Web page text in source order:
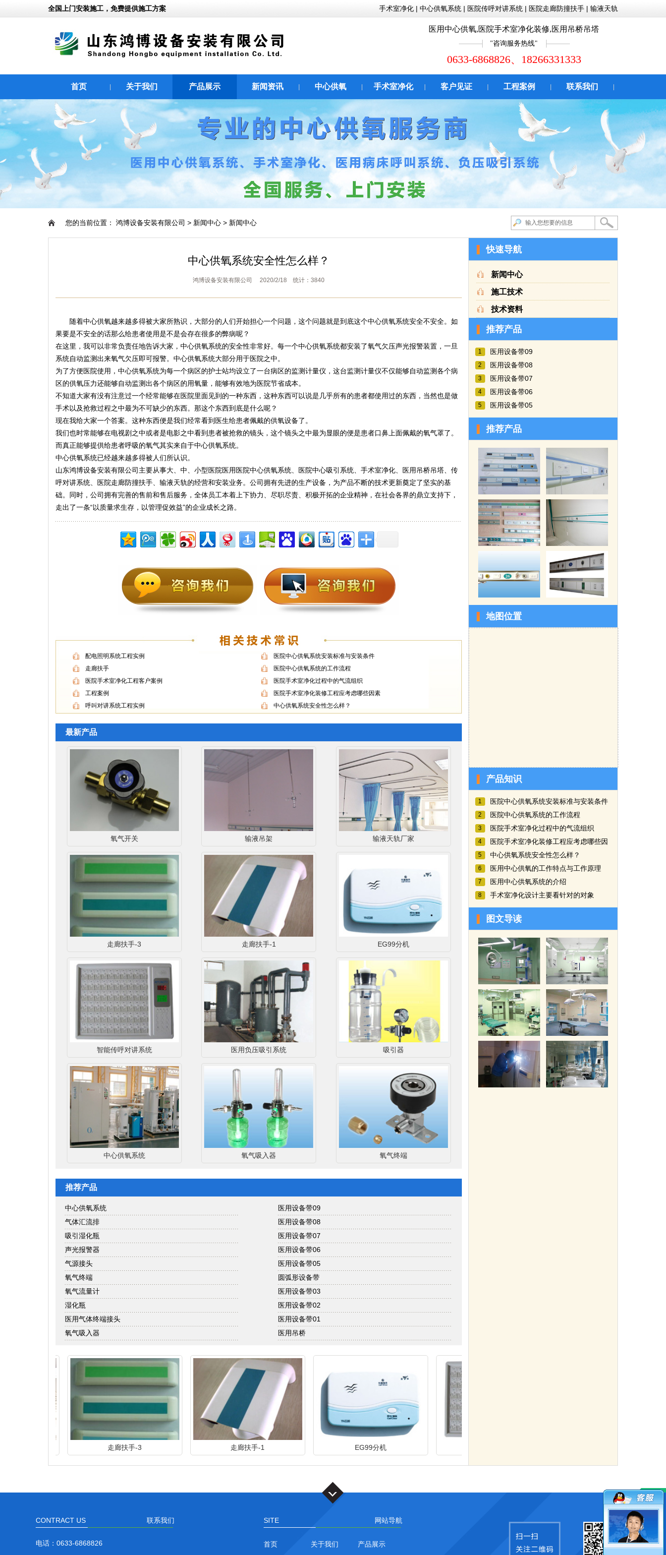
全国上门安装施工，免费提供施工方案 手术室净化 | 中心供氧系统 | 医院传呼对讲系统 | 医院走廊防撞扶手 | 输液天轨
医用中心供氧,医院手术室净化装修,医用吊桥吊塔
咨询服务热线
0633-6868826、18266331333
首页 关于我们 产品展示 新闻资讯 中心供氧 手术室净化 客户见证 工程案例 联系我们
您的当前位置： 鸿博设备安装有限公司 > 新闻中心 > 新闻中心
中心供氧系统安全性怎么样？
鸿博设备安装有限公司 2020/2/18 统计：3840
随着中心供氧越来越多得被大家所熟识，大部分的人们开始担心一个问题，这个问题就是到底这个中心供氧系统安全不安全。如
果要是不安全的话那么给患者使用是不是会存在很多的弊病呢？
在这里，我可以非常负责任地告诉大家，中心供氧系统的安全性非常好。每一个中心供氧系统都安装了氧气欠压声光报警装置，一旦
系统自动监测出来氧气欠压即可报警。中心供氧系统大部分用于医院之中。
为了方便医院使用，中心供氧系统为每一个病区的护士站均设立了一台病区的监测计量仪，这台监测计量仪不仅能够自动监测各个病
区的供氧压力还能够自动监测出各个病区的用氧量，能够有效地为医院节省成本。
不知道大家有没有注意过一个经常能够在医院里面见到的一种东西，这种东西可以说是几乎所有的患者都使用过的东西，当然也是做
手术以及抢救过程之中最为不可缺少的东西。那这个东西到底是什么呢？
现在我给大家一个答案。这种东西便是我们经常看到医生给患者佩戴的供氧设备了。
我们也时常能够在电视剧之中或者是电影之中看到患者被抢救的镜头，这个镜头之中最为显眼的便是患者口鼻上面佩戴的氧气罩了。
而真正能够提供给患者呼吸的氧气其实来自于中心供氧系统。
中心供氧系统已经越来越多得被人们所认识。
山东鸿博设备安装有限公司主要从事大、中、小型医院医用医院中心供氧系统、医院中心吸引系统、手术室净化、医用吊桥吊塔、传
呼对讲系统、医院走廊防撞扶手、输液天轨的经营和安装业务。公司拥有先进的生产设备，为产品不断的技术更新奠定了坚实的基
础。同时，公司拥有完善的售前和售后服务，全体员工本着上下协力、尽职尽责、积极开拓的企业精神，在社会各界的鼎立支持下，
走出了一条“以质量求生存，以管理促效益”的企业成长之路。
配电照明系统工程实例
走廊扶手
医院手术室净化工程客户案例
工程案例
呼叫对讲系统工程实例
医院中心供氧系统安装标准与安装条件
医院中心供氧系统的工作流程
医院手术室净化过程中的气流组织
医院手术室净化装修工程应考虑哪些因素
中心供氧系统安全性怎么样？
最新产品
氧气开关 输液吊架 输液天轨厂家
走廊扶手-3 走廊扶手-1 EG99分机
智能传呼对讲系统 医用负压吸引系统 吸引器
中心供氧系统 氧气吸入器 氧气终端
推荐产品
中心供氧系统
气体汇流排
吸引湿化瓶
声光报警器
气源接头
氧气终端
氧气流量计
湿化瓶
医用气体终端接头
氧气吸入器
医用设备带09
医用设备带08
医用设备带07
医用设备带06
医用设备带05
圆弧形设备带
医用设备带03
医用设备带02
医用设备带01
医用吊桥
走廊扶手-3 走廊扶手-1 EG99分机
快速导航
新闻中心
施工技术
技术资料
推荐产品
1 医用设备带09
2 医用设备带08
3 医用设备带07
4 医用设备带06
5 医用设备带05
推荐产品
地图位置
产品知识
1 医院中心供氧系统安装标准与安装条件
2 医院中心供氧系统的工作流程
3 医院手术室净化过程中的气流组织
4 医院手术室净化装修工程应考虑哪些因
5 中心供氧系统安全性怎么样？
6 医用中心供氧的工作特点与工作原理
7 医用中心供氧系统的介绍
8 手术室净化设计主要看针对的对象
图文导读
联系我们
CONTRACT US
电话： 0633-6868826
网站导航
SITE
首页 关于我们 产品展示